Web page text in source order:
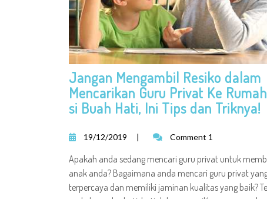
Jangan Mengambil Resiko dalam
Mencarikan Guru Privat Ke
si Buah Hati, Ini Tips dan Triknya!
19/12/2019 | Comment 1
Apakah anda sedang mencari guru privat untuk
anak anda? Bagaimana anda mencari guru privat
terpercaya dan memiliki jaminan kualitas yang baik?